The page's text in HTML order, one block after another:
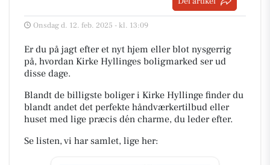
Onsdag d. 12. feb. 2025 - kl. 13:09
Er du på jagt efter et nyt hjem eller blot nysgerrig
på, hvordan Kirke Hyllinges boligmarked ser ud
disse dage.
Blandt de billigste boliger i Kirke Hyllinge finder du
blandt andet det perfekte håndværkertilbud eller
huset med lige præcis dén charme, du leder efter.
Se listen, vi har samlet, lige her: